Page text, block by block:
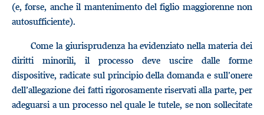
(e, forse, anche il mantenimento del figlio maggiorenne non
autosufficiente).
Come la giurisprudenza ha evidenziato nella materia dei
diritti minorili, il processo deve uscire dalle forme
dispositive, radicate sul principio della domanda e sull’onere
dell’allegazione dei fatti rigorosamente riservati alla parte, per
adeguarsi a un processo nel quale le tutele, se non sollecitate